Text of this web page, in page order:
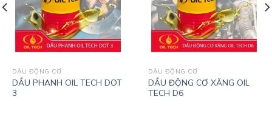
DẦU ĐỘNG CƠ
DẦU PHANH OIL TECH DOT
3
DẦU ĐỘNG CƠ
DẦU ĐỘNG CƠ XĂNG OIL
TECH D6